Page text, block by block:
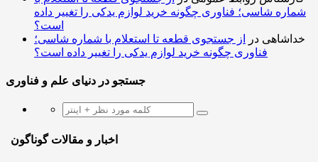
شماره شاسی؛ فناوری چگونه خرید لوازم یدکی را تغییر داده
است؟
خداشاهی در
از جستجوی قطعه تا استعلام با شماره شاسی؛
فناوری چگونه خرید لوازم یدکی را تغییر داده است؟
جستجو در دنیای علم و فناوری
اخبار و مقالات گوناگون